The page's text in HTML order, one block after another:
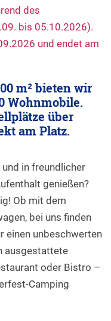
des
bis 05.10.2026).
und endet am
m² bieten wir
Wohnmobile.
über
am Platz.
in freundlicher
genießen?
Ob mit dem
bei uns finden
einen unbeschwerten
ausgestattete
oder Bistro –
Camping